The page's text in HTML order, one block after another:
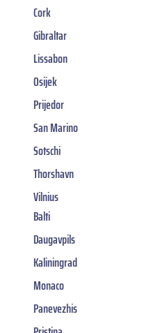
Cork
Gibraltar
Lissabon
Osijek
Prijedor
San Marino
Sotschi
Thorshavn
Vilnius
Balti
Daugavpils
Kaliningrad
Monaco
Panevezhis